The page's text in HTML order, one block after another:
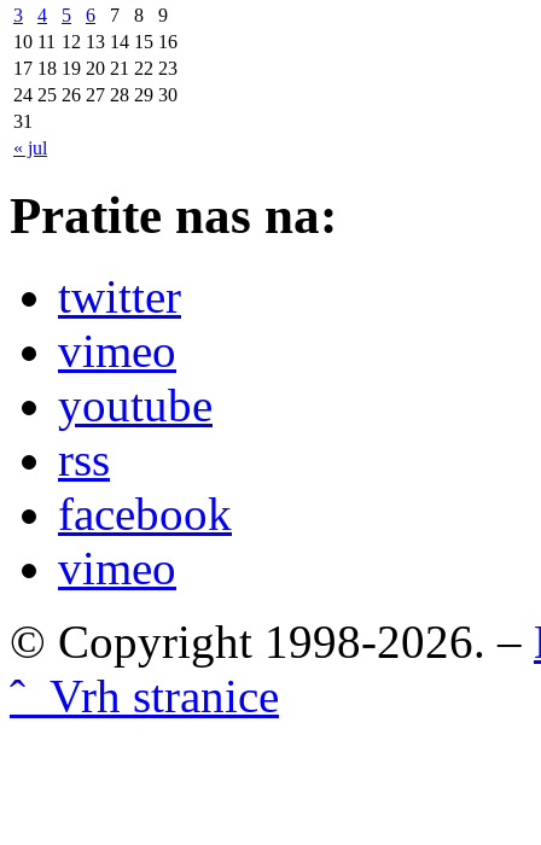
« jul
3
4 5 6 7 8
9
10 11 12 13 14 15 16
17 18 19 20 21 22 23
24 25 26 27 28 29 30
31
Pratite nas na:
twitter
vimeo
youtube
rss
facebook
vimeo
© Copyright 1998-2026. –
ˆ Vrh stranice